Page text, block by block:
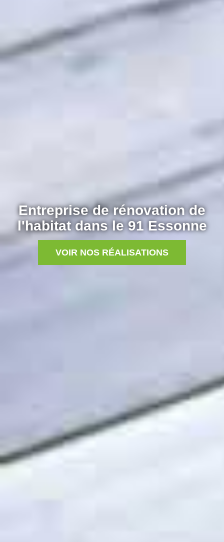
Entreprise de rénovation de
l'habitat dans le 91 Essonne
VOIR NOS RÉALISATIONS